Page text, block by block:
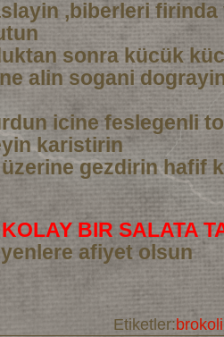
,biberleri firinda
sonra kücük
alin sogani
icine feslegenli
karistirin
gezdirin hafif
KOLAY BIR SALATA
afiyet olsun
Etiketler:brokoli